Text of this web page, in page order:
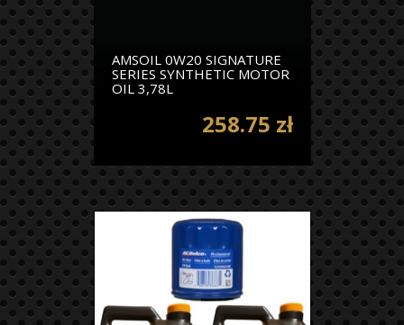
AMSOIL 0W20 SIGNATURE
SERIES SYNTHETIC MOTOR
OIL 3,78L
258.75 zł